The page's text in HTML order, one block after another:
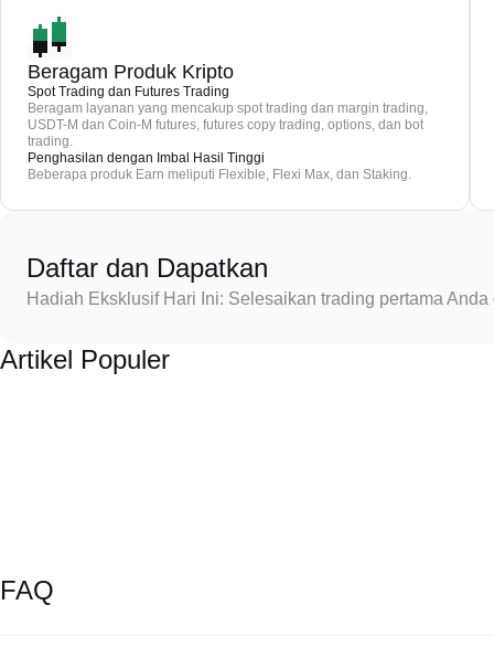
Beragam Produk Kripto
Spot Trading dan Futures Trading
Beragam layanan yang mencakup spot trading dan margin trading,
USDT-M dan Coin-M futures, futures copy trading, options, dan bot
trading.
Penghasilan dengan Imbal Hasil Tinggi
Beberapa produk Earn meliputi Flexible, Flexi Max, dan Staking.
Daftar dan Dapatkan
Hadiah Eksklusif Hari Ini: Selesaikan trading pertama
Artikel Populer
FAQ